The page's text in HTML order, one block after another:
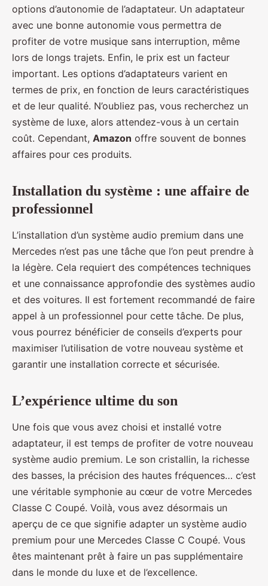
options d’autonomie de l’adaptateur. Un adaptateur
avec une bonne autonomie vous permettra de
profiter de votre musique sans interruption, même
lors de longs trajets. Enfin, le prix est un facteur
important. Les options d’adaptateurs varient en
termes de prix, en fonction de leurs caractéristiques
et de leur qualité. N’oubliez pas, vous recherchez un
système de luxe, alors attendez-vous à un certain
coût. Cependant, Amazon offre souvent de bonnes
affaires pour ces produits.
Installation du système : une affaire de
professionnel
L’installation d’un système audio premium dans une
Mercedes n’est pas une tâche que l’on peut prendre à
la légère. Cela requiert des compétences techniques
et une connaissance approfondie des systèmes audio
et des voitures. Il est fortement recommandé de faire
appel à un professionnel pour cette tâche. De plus,
vous pourrez bénéficier de conseils d’experts pour
maximiser l’utilisation de votre nouveau système et
garantir une installation correcte et sécurisée.
L’expérience ultime du son
Une fois que vous avez choisi et installé votre
adaptateur, il est temps de profiter de votre nouveau
système audio premium. Le son cristallin, la richesse
des basses, la précision des hautes fréquences… c’est
une véritable symphonie au cœur de votre Mercedes
Classe C Coupé. Voilà, vous avez désormais un
aperçu de ce que signifie adapter un système audio
premium pour une Mercedes Classe C Coupé. Vous
êtes maintenant prêt à faire un pas supplémentaire
dans le monde du luxe et de l’excellence.